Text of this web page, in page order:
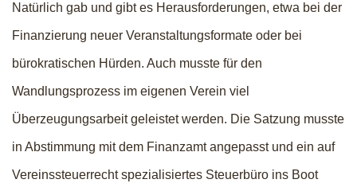
Natürlich gab und gibt es Herausforderungen, etwa bei der
Finanzierung neuer Veranstaltungsformate oder bei
bürokratischen Hürden. Auch musste für den
Wandlungsprozess im eigenen Verein viel
Überzeugungsarbeit geleistet werden. Die Satzung musste
in Abstimmung mit dem Finanzamt angepasst und ein auf
Vereinssteuerrecht spezialisiertes Steuerbüro ins Boot